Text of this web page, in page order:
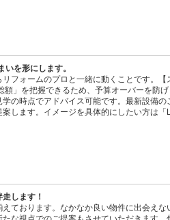
を形にします。
フォームのプロと一緒に動くことです。
」を把握できるため、予算オーバーを防
の時点でアドバイス可能です。最新設備の
します。イメージを具体的にしたい方は「
します！
ております。なかなか良い物件に出会え